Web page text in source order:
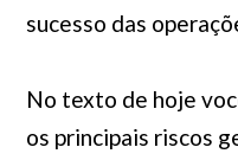
sucesso das
No texto de hoje
os principais riscos